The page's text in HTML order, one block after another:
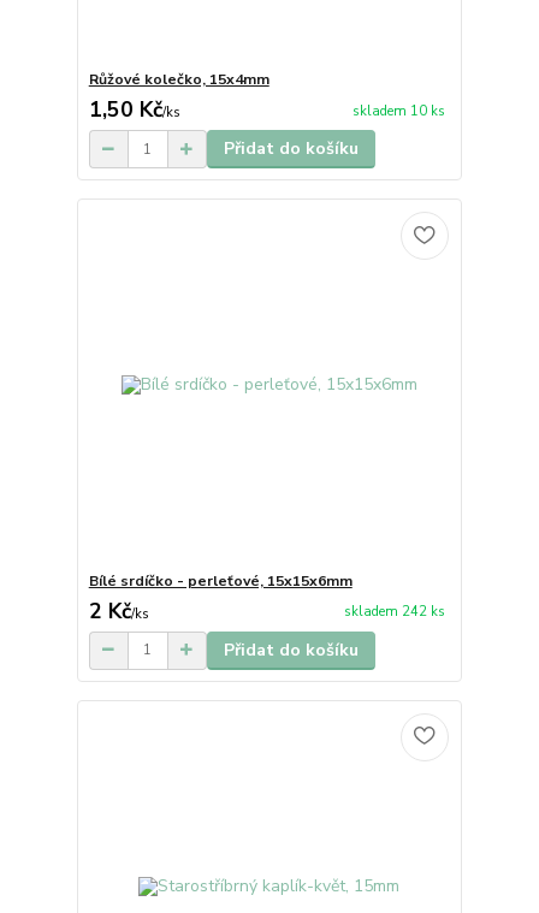
Růžové kolečko, 15x4mm
1,50 Kč/ks skladem 10 ks
Přidat do košíku
Bílé srdíčko - perleťové, 15x15x6mm
2 Kč/ks skladem 242 ks
Přidat do košíku